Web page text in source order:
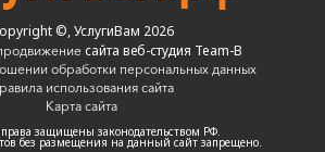
©, УслугиВам 2026
сайта веб-студия Team-B
обработки персональных данных
использования сайта
Карта сайта
защищены законодательством РФ.
без размещения на данный сайт запрещено.